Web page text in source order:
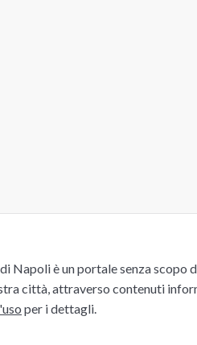
è un portale senza scopo
città, attraverso contenuti
per i dettagli.